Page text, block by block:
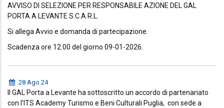
AVVISO DI SELEZIONE PER RESPONSABILE AZIONE DEL GAL
PORTA A LEVANTE S.C.A R.L.
Si allega Avvio e domanda di partecipazione.
Scadenza ore 12.00 del giorno 09-01-2026.
28 Ago 24
Il GAL Porta a Levante ha sottoscritto un accordo di partenariato
con l’ITS Academy Turismo e Beni Culturali Puglia, con sede a